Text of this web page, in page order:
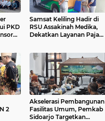
PKD
Samsat Keliling Hadir di
RSU Assakinah Medika,
Dekatkan Layanan Pajak
Warga Sidoarjo
2
Akselerasi Pembangunan
Fasilitas Umum, Pemkab
Sidoarjo Targetkan